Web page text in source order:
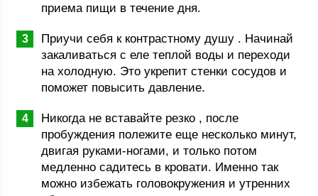
приема пищи в течение дня.
Приучи себя к контрастному душу . Начинай
закаливаться с еле теплой воды и переходи
на холодную. Это укрепит стенки сосудов и
поможет повысить давление.
Никогда не вставайте резко , после
пробуждения полежите еще несколько минут,
двигая руками-ногами, и только потом
медленно садитесь в кровати. Именно так
можно избежать головокружения и утренних